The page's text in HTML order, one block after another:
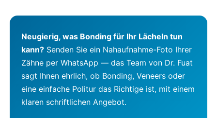
Neugierig, was Bonding für Ihr Lächeln tun
kann? Senden Sie ein Nahaufnahme-Foto Ihrer
Zähne per WhatsApp — das Team von Dr. Fuat
sagt Ihnen ehrlich, ob Bonding, Veneers oder
eine einfache Politur das Richtige ist, mit einem
klaren schriftlichen Angebot.